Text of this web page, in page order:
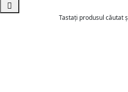
Tastați produsul căutat